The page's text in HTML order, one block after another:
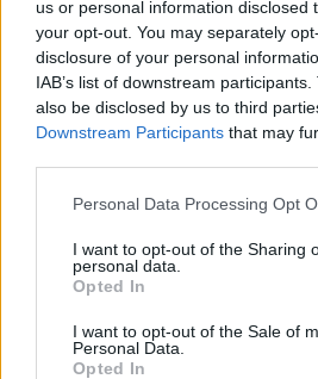
us or personal information disclosed
your opt-out. You may separately
disclosure of your personal
IAB’s list of downstream
also be disclosed by us to third
Downstream Participants that may
Please note that this website/app
not limited to your visit or usage
grant or deny consent to Google and
use your data for below specified
consent section.
Personal Data Processing Opt
I want to opt-out of the Sharing
personal data.
Opted In
I want to opt-out of the Sale of
Personal Data.
Opted In
Μαδρίτης από το 2021 κι η
κατάκτηση μίας Ευρωλίγκας
ACB (2022 & 2024), ενός Copa del
Supercopa (2021, 2022 & 2023).